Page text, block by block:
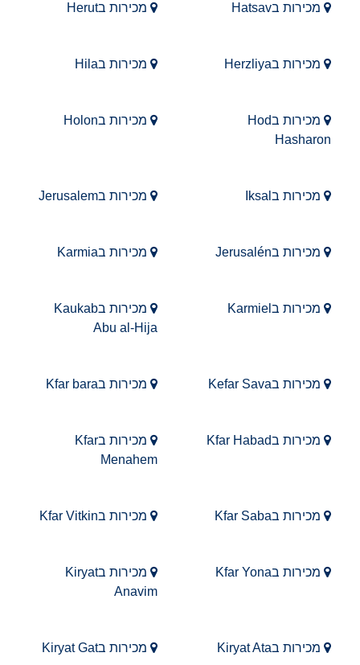
מכירות בHatsav מכירות בHerut
מכירות בHerzliya מכירות בHila
מכירות בHod
Hasharon
מכירות בHolon
מכירות בIksal מכירות בJerusalem
מכירות בJerusalén מכירות בKarmia
מכירות בKarmiel
מכירות בKaukab
Abu al-Hija
מכירות בKefar Sava מכירות בKfar bara
מכירות בKfar Habad
מכירות בKfar
Menahem
מכירות בKfar Saba מכירות בKfar Vitkin
מכירות בKfar Yona
מכירות בKiryat
Anavim
מכירות בKiryat Ata מכירות בKiryat Gat